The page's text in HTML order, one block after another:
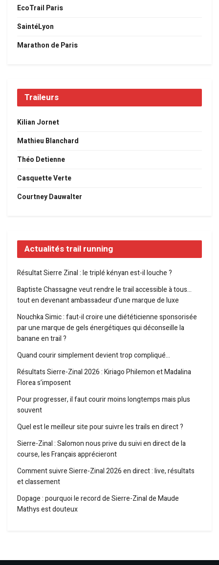
EcoTrail Paris
SaintéLyon
Marathon de Paris
Traileurs
Kilian Jornet
Mathieu Blanchard
Théo Detienne
Casquette Verte
Courtney Dauwalter
Actualités trail running
Résultat Sierre Zinal : le triplé kényan est-il louche ?
Baptiste Chassagne veut rendre le trail accessible à tous…
tout en devenant ambassadeur d’une marque de luxe
Nouchka Simic : faut-il croire une diététicienne sponsorisée
par une marque de gels énergétiques qui déconseille la
banane en trail ?
Quand courir simplement devient trop compliqué…
Résultats Sierre-Zinal 2026 : Kiriago Philemon et Madalina
Florea s’imposent
Pour progresser, il faut courir moins longtemps mais plus
souvent
Quel est le meilleur site pour suivre les trails en direct ?
Sierre-Zinal : Salomon nous prive du suivi en direct de la
course, les Français apprécieront
Comment suivre Sierre-Zinal 2026 en direct : live, résultats
et classement
Dopage : pourquoi le record de Sierre-Zinal de Maude
Mathys est douteux